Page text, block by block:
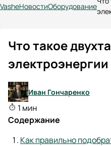
VasheНовостиОборудование
Что такое
Иван Гончаренко
1 мин
Содержание
Как правильно